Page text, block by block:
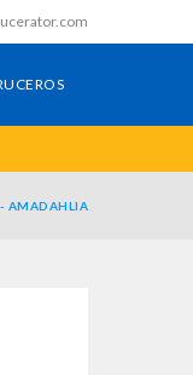
AMADAHLIA